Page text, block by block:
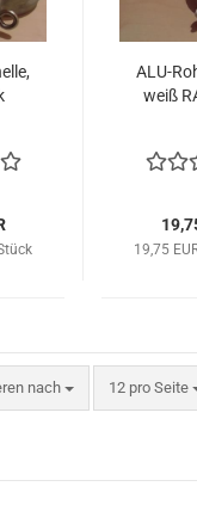
ALU-
weiß
19,75
nach
nach 12 pro Seite
pro Seite